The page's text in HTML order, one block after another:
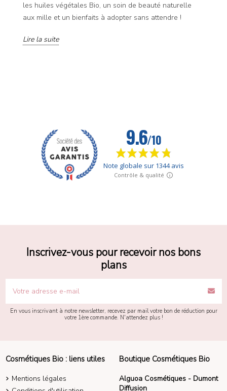
les huiles végétales Bio, un soin de beauté naturelle
aux mille et un bienfaits à adopter sans attendre !
Lire la suite
Inscrivez-vous pour recevoir nos bons
plans
En vous inscrivant à notre newsletter, recevez par mail votre bon de réduction pour
votre 1ère commande. N'attendez plus !
Cosmétiques Bio : liens utiles
Mentions légales
Boutique Cosmétiques Bio
Alguoa Cosmétiques - Dumont
Diffusion